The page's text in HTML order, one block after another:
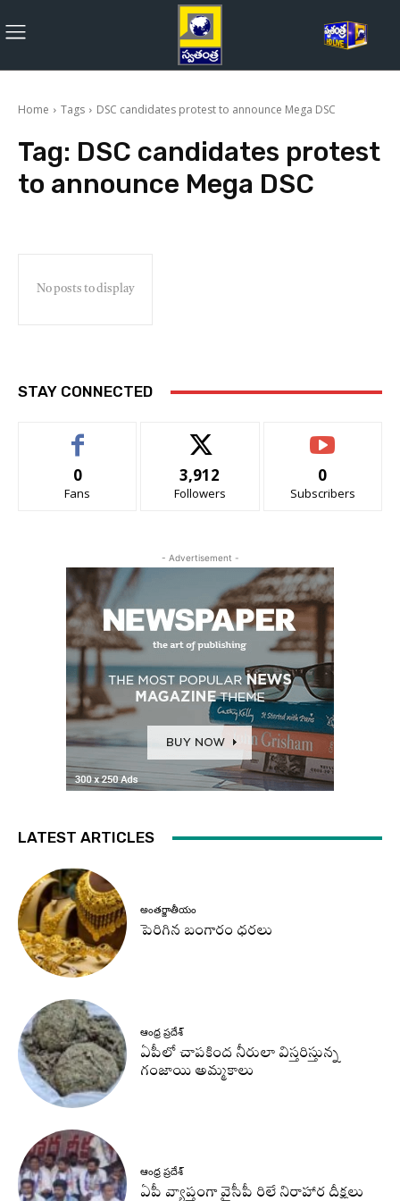
Home Tags DSC candidates protest to announce Mega DSC
Tag: DSC candidates protest
to announce Mega DSC
No posts to display
STAY CONNECTED
0
Fans
3,912
Followers
0
Subscribers
- Advertisement -
LATEST ARTICLES
అంతర్జాతీయం
పెరిగిన బంగారం ధరలు
ఆంధ్ర ప్రదేశ్
ఏపీలో చాపకింద నీరులా విస్తరిస్తున్న
గంజాయి అమ్మకాలు
ఆంధ్ర ప్రదేశ్
ఏపీ వ్యాప్తంగా వైసీపీ రిలే నిరాహార దీక్షలు